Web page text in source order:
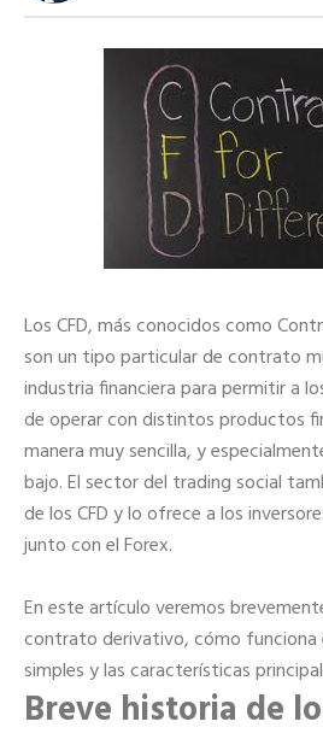
Los CFD, más conocidos como
son un tipo particular de contrato
industria financiera para permitir a
de operar con distintos productos
manera muy sencilla, y
bajo. El sector del trading social
de los CFD y lo ofrece a los
junto con el Forex.
En este artículo veremos
contrato derivativo, cómo funciona
simples y las características
Breve historia de